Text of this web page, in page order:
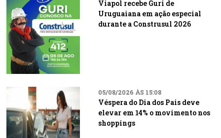
Viapol recebe Guri de
Uruguaiana em ação especial
durante a Construsul 2026
05/08/2026 ÀS 15:08
Véspera do Dia dos Pais deve
elevar em 14% o movimento nos
shoppings